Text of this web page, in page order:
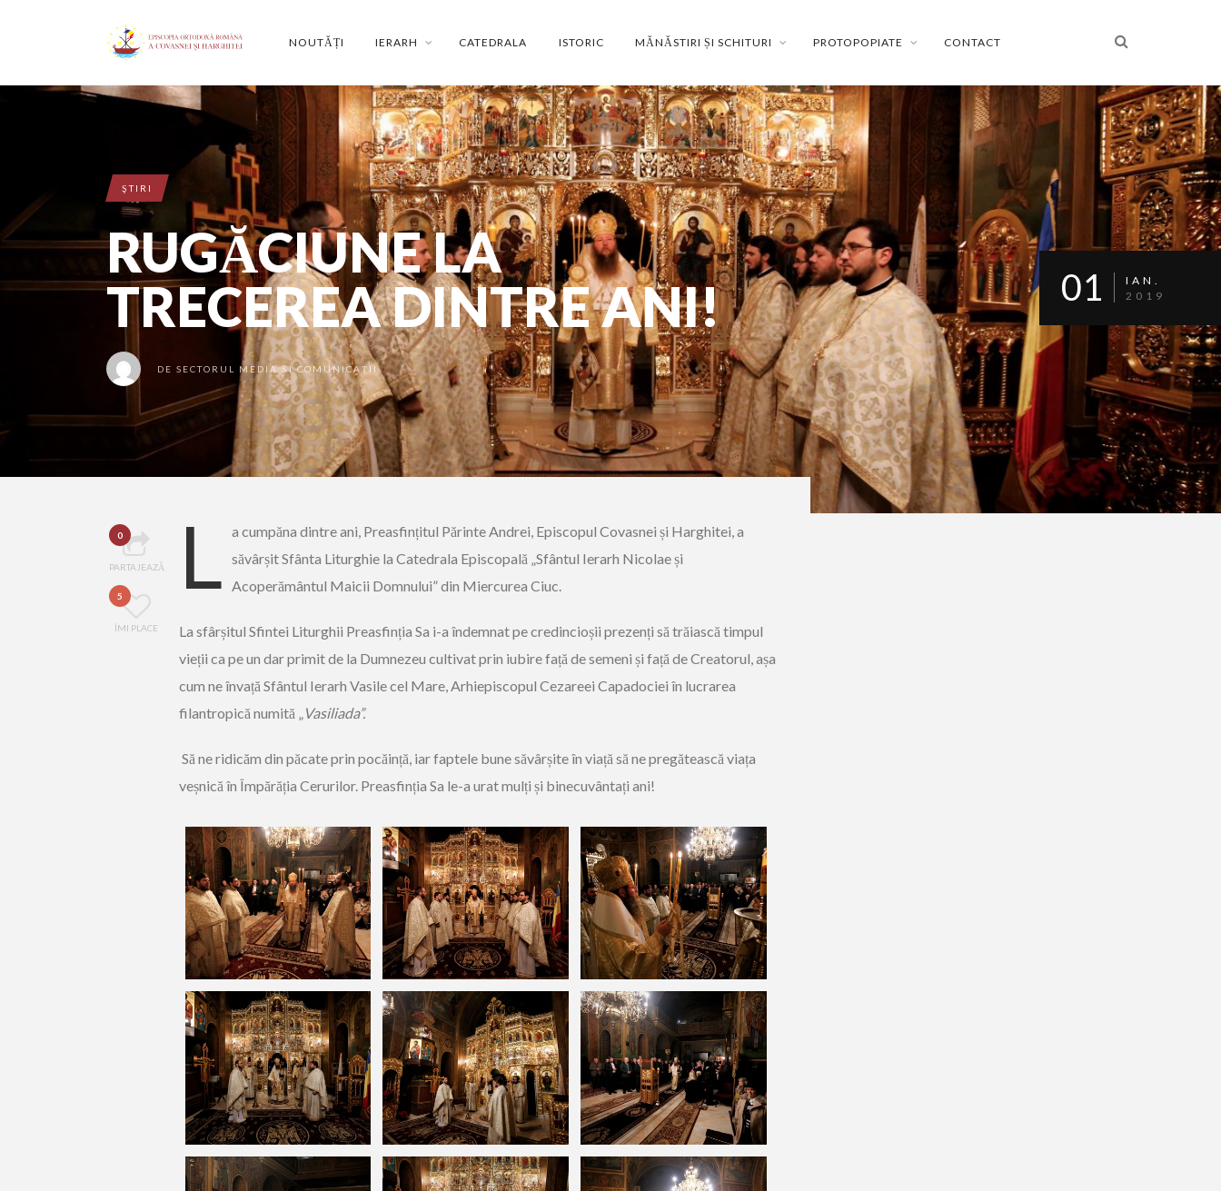
NOUTĂȚI IERARH CATEDRALA ISTORIC MĂNĂSTIRI ȘI SCHITURI PROTOPOPIATE CONTACT
ŞTIRI
RUGĂCIUNE LA
TRECEREA DINTRE ANI!
DE SECTORUL MEDIA ȘI COMUNICAȚII
01
IAN.
2019
0
PARTAJEAZĂ
5
ÎMI PLACE
L a cumpăna dintre ani, Preasfințitul Părinte Andrei, Episcopul Covasnei și Harghitei, a
săvârșit Sfânta Liturghie la Catedrala Episcopală „Sfântul Ierarh Nicolae și
Acoperământul Maicii Domnului” din Miercurea Ciuc.
La sfârșitul Sfintei Liturghii Preasfinția Sa i-a îndemnat pe credincioșii prezenți să trăiască timpul
vieții ca pe un dar primit de la Dumnezeu cultivat prin iubire față de semeni și față de Creatorul, așa
cum ne învață Sfântul Ierarh Vasile cel Mare, Arhiepiscopul Cezareei Capadociei în lucrarea
filantropică numită „
Vasiliada”.
Să ne ridicăm din păcate prin pocăință, iar faptele bune săvârșite în viață să ne pregătească viața
veșnică în Împărăția Cerurilor. Preasfinția Sa le-a urat mulți și binecuvântați ani!